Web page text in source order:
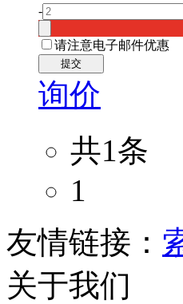
-
请注意电子邮件优惠
提交
询价
共1条
1
友情链接：
关于我们